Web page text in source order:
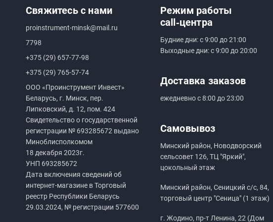
Свяжитесь с нами
proinstrument-minsk@mail.ru
7798
+375 (29) 657-77-98
+375 (29) 765-57-74
ООО «Проинструмент Инвест»
Беларусь, г. Минск, пер.
Липковский, д. 12, пом. 424
Свидетельство о государственной
регистрации № 693285672 выдано
Миноблисполкомом
18 декабря 2023г.
УНП 693285672
Дата включения сведений об
интернет-магазине в Торговый
реестр Республики Беларусь
29.03.2024, № регистрации 577600
Режим работы
call‑центра
Будние дни: с 9:00 до 21:00
Выходные дни: с 9:00 до 20:00
Доставка заказов
ежедневно с 8:00 до 23:00
Самовывоз
Минский район, Новодворский
сельсовет 126, ТЦ "Яркий",
цокольный этаж
Минский район, Сеницкий с/с, 84,
торговый центр "Сеница" (1 этаж)
г. Жодино, пр-т Ленина, 22 (Дом